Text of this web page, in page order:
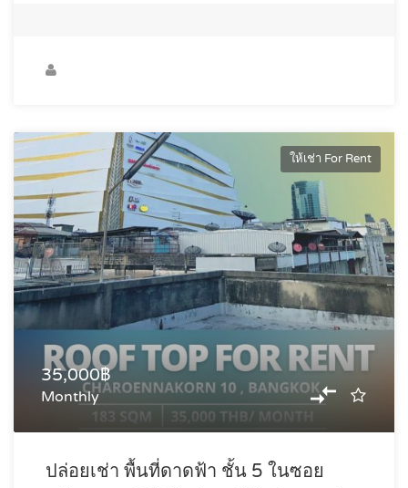
ให้เช่า For Rent
35,000฿
Monthly
ปล่อยเช่า พื้นที่ดาดฟ้า ชั้น 5 ในซอย